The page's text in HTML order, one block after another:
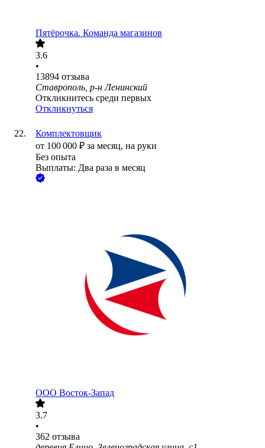
Пятёрочка. Команда магазинов
3.6
•
13894 отзыва
Ставрополь, р-н Ленинский
Откликнитесь среди первых
Откликнуться
Комплектовщик
от 100 000 ₽ за месяц, на руки
Без опыта
Выплаты: Два раза в месяц
ООО Восток-Запад
3.7
•
362 отзыва